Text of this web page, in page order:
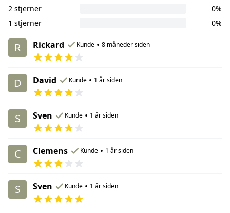
2 stjerner
0%
1 stjerner
0%
R Rickard Kunde • 8 måneder siden
D David Kunde • 1 år siden
S Sven Kunde • 1 år siden
C Clemens Kunde • 1 år siden
S Sven Kunde • 1 år siden